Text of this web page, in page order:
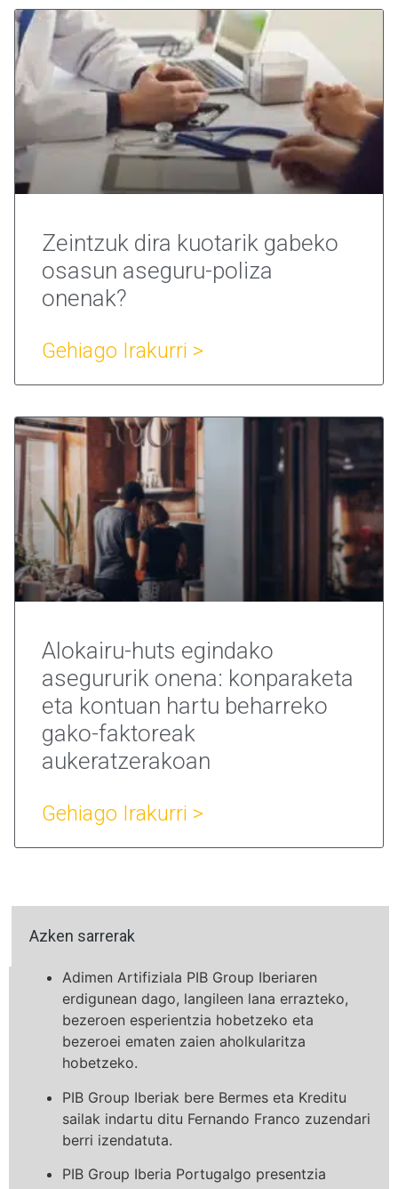
Zeintzuk dira kuotarik gabeko
osasun aseguru-poliza
onenak?
Gehiago Irakurri >
Alokairu-huts egindako
asegururik onena: konparaketa
eta kontuan hartu beharreko
gako-faktoreak
aukeratzerakoan
Gehiago Irakurri >
Azken sarrerak
Adimen Artifiziala PIB Group Iberiaren
erdigunean dago, langileen lana errazteko,
bezeroen esperientzia hobetzeko eta
bezeroei ematen zaien aholkularitza
hobetzeko.
PIB Group Iberiak bere Bermes eta Kreditu
sailak indartu ditu Fernando Franco zuzendari
berri izendatuta.
PIB Group Iberia Portugalgo presentzia